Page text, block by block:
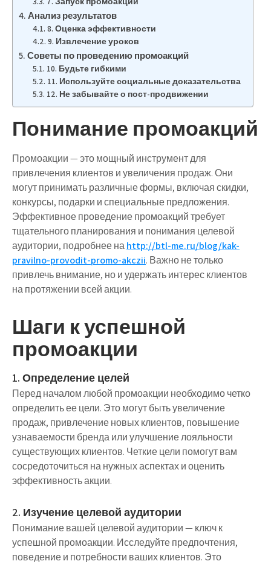
Анализ результатов
8. Оценка эффективности
9. Извлечение уроков
Советы по проведению промоакций
10. Будьте гибкими
11. Используйте социальные доказательства
12. Не забывайте о пост-продвижении
Понимание промоакций
Промоакции — это мощный инструмент для
привлечения клиентов и увеличения продаж. Они
могут принимать различные формы, включая скидки,
конкурсы, подарки и специальные предложения.
Эффективное проведение промоакций требует
тщательного планирования и понимания целевой
аудитории, подробнее наhttp://btl-me.ru/blog/kak-
pravilno-provodit-promo-akczii. Важно не только
привлечь внимание, но и удержать интерес клиентов
на протяжении всей акции.
Шаги к успешной
промоакции
1. Определение целей
Перед началом любой промоакции необходимо четко
определить ее цели. Это могут быть увеличение
продаж, привлечение новых клиентов, повышение
узнаваемости бренда или улучшение лояльности
существующих клиентов. Четкие цели помогут вам
сосредоточиться на нужных аспектах и оценить
эффективность акции.
2. Изучение целевой аудитории
Понимание вашей целевой аудитории — ключ к
успешной промоакции. Исследуйте предпочтения,
поведение и потребности ваших клиентов. Это